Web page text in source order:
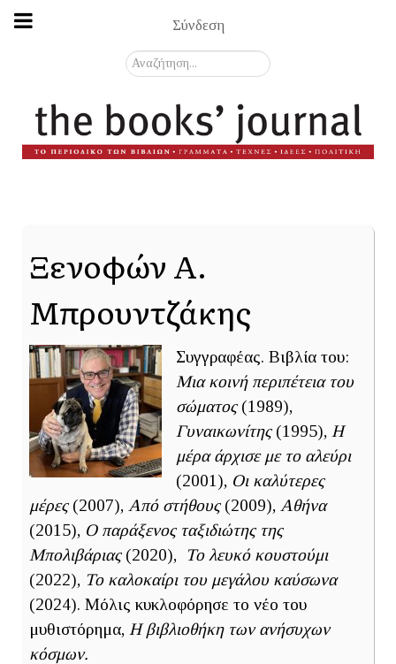
Σύνδεση
Αναζήτηση...
Ξενοφών Α.
Μπρουντζάκης
Συγγραφέας. Βιβλία του:
Μια κοινή περιπέτεια του
σώματος(1989),
Γυναικωνίτης(1995), Η
μέρα άρχισε με το αλεύρι
(2001), Οι καλύτερες
μέρες(2007), Από στήθους(2009), Αθήνα
(2015), Ο παράξενος ταξιδιώτης της
Μπολιβάριας(2020),
Το λευκό κουστούμι
(2022), Το καλοκαίρι του μεγάλου καύσωνα
(2024). Μόλις κυκλοφόρησε το νέο του
μυθιστόρημα, Η βιβλιοθήκη των ανήσυχων
κόσμων.